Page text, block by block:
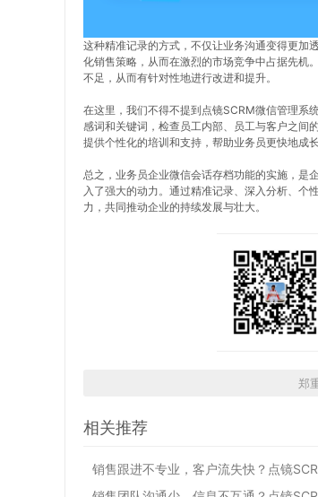
这种精准记录的方式，不仅让业务沟通变得更加
化销售策略，从而在激烈的市场竞争中占据先机
不足，从而有针对性地进行改进和提升。
在这里，我们不得不提到点镜SCRM微信管理系
感词和关键词，检查员工内部、员工与客户之间
提供个性化的培训和支持，帮助业务员更快地成
总之，业务员企业微信会话存档功能的实施，是
入了强大的动力。通过精准记录、深入分析、个
力，共同推动企业的持续发展与壮大。
郑
相关推荐
销售跟进不专业，客户流失快？点镜